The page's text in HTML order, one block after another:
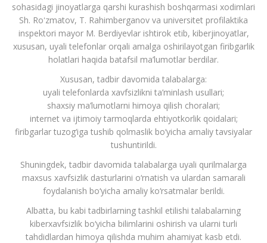
sohasidagi jinoyatlarga qarshi kurashish boshqarmasi xodimlari
Sh. Roʻzmatov, T. Rahimberganov va universitet profilaktika
inspektori mayor M. Berdiyevlar ishtirok etib, kiberjinoyatlar,
xususan, uyali telefonlar orqali amalga oshirilayotgan firibgarlik
holatlari haqida batafsil ma’lumotlar berdilar.
Xususan, tadbir davomida talabalarga:
uyali telefonlarda xavfsizlikni ta’minlash usullari;
shaxsiy ma’lumotlarni himoya qilish choralari;
internet va ijtimoiy tarmoqlarda ehtiyotkorlik qoidalari;
firibgarlar tuzog‘iga tushib qolmaslik bo‘yicha amaliy tavsiyalar
tushuntirildi.
Shuningdek, tadbir davomida talabalarga uyali qurilmalarga
maxsus xavfsizlik dasturlarini o‘rnatish va ulardan samarali
foydalanish bo‘yicha amaliy ko‘rsatmalar berildi.
Albatta, bu kabi tadbirlarning tashkil etilishi talabalarning
kiberxavfsizlik bo‘yicha bilimlarini oshirish va ularni turli
tahdidlardan himoya qilishda muhim ahamiyat kasb etdi.